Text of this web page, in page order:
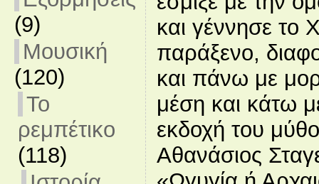
(9)
Μουσική
(120)
Το
ρεμπέτικο
(118)
και γέννησε το
παράξενο,
και πάνω με
μέση και κάτω
εκδοχή του
Αθανάσιος